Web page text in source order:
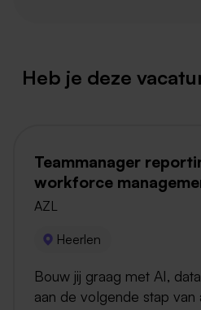
Heb je deze
Teammanager
workforce
AZL
Heerlen
Bouw jij graag met AI,
aan de volgende stap van